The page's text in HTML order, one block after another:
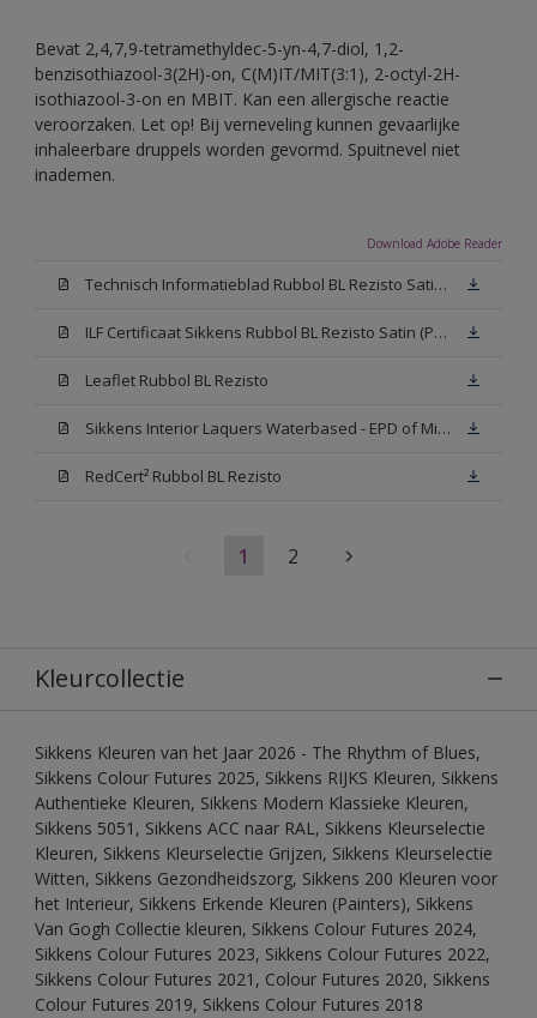
Bevat 2,4,7,9-tetramethyldec-5-yn-4,7-diol, 1,2-
benzisothiazool-3(2H)-on, C(M)IT/MIT(3:1), 2-octyl-2H-
isothiazool-3-on en MBIT. Kan een allergische reactie
veroorzaken. Let op! Bij verneveling kunnen gevaarlijke
inhaleerbare druppels worden gevormd. Spuitnevel niet
inademen.
Download Adobe Reader
Technisch Informatieblad Rubbol BL Rezisto Satin (PDF)
ILF Certificaat Sikkens Rubbol BL Rezisto Satin (PDF)
Leaflet Rubbol BL Rezisto
Sikkens Interior Laquers Waterbased - EPD of Milieuproductverklaring
RedCert² Rubbol BL Rezisto
1 2
Kleurcollectie
Sikkens Kleuren van het Jaar 2026 - The Rhythm of Blues,
Sikkens Colour Futures 2025, Sikkens RIJKS Kleuren, Sikkens
Authentieke Kleuren, Sikkens Modern Klassieke Kleuren,
Sikkens 5051, Sikkens ACC naar RAL, Sikkens Kleurselectie
Kleuren, Sikkens Kleurselectie Grijzen, Sikkens Kleurselectie
Witten, Sikkens Gezondheidszorg, Sikkens 200 Kleuren voor
het Interieur, Sikkens Erkende Kleuren (Painters), Sikkens
Van Gogh Collectie kleuren, Sikkens Colour Futures 2024,
Sikkens Colour Futures 2023, Sikkens Colour Futures 2022,
Sikkens Colour Futures 2021, Colour Futures 2020, Sikkens
Colour Futures 2019, Sikkens Colour Futures 2018